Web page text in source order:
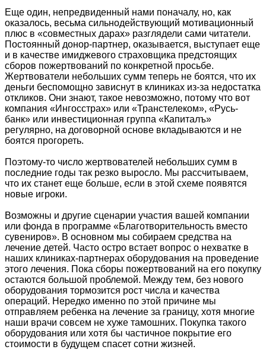
Еще один, непредвиденный нами поначалу, но, как
оказалось, весьма сильнодействующий мотивационный
плюс в «совместных дарах» разглядели сами читатели.
Постоянный донор-партнер, оказывается, выступает еще
и в качестве имиджевого страховщика предстоящих
сборов пожертвований по конкретной просьбе.
Жертвователи небольших сумм теперь не боятся, что их
деньги беспомощно зависнут в клиниках из-за недостатка
откликов. Они знают, такое невозможно, потому что вот
компания «Ингосстрах» или «Транстелеком», «Русь-
банк» или инвестиционная группа «Капиталъ»
регулярно, на договорной основе вкладываются и не
боятся прогореть.
Поэтому-то число жертвователей небольших сумм в
последние годы так резко выросло. Мы рассчитываем,
что их станет еще больше, если в этой схеме появятся
новые игроки.
Возможны и другие сценарии участия вашей компании
или фонда в программе «Благотворительность вместо
сувениров». В основном мы собираем средства на
лечение детей. Часто остро встает вопрос о нехватке в
наших клиниках-партнерах оборудования на проведение
этого лечения. Пока сборы пожертвований на его покупку
остаются большой проблемой. Между тем, без нового
оборудования тормозится рост числа и качества
операций. Нередко именно по этой причине мы
отправляем ребенка на лечение за границу, хотя многие
наши врачи совсем не хуже тамошних. Покупка такого
оборудования или хотя бы частичное покрытие его
стоимости в будущем спасет сотни жизней.